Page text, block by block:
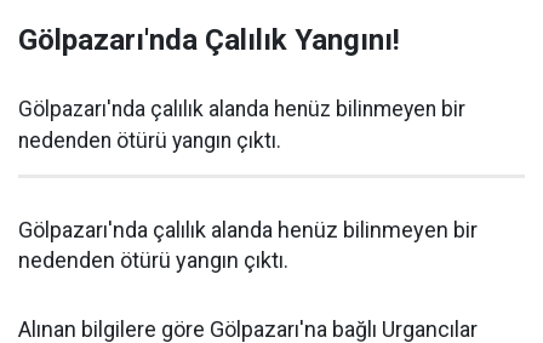
Gölpazarı'nda Çalılık Yangını!
Gölpazarı'nda çalılık alanda henüz bilinmeyen bir
nedenden ötürü yangın çıktı.
Gölpazarı'nda çalılık alanda henüz bilinmeyen bir
nedenden ötürü yangın çıktı.
Alınan bilgilere göre Gölpazarı'na bağlı Urgancılar